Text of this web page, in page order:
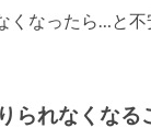
くなったら…と
られなくなる